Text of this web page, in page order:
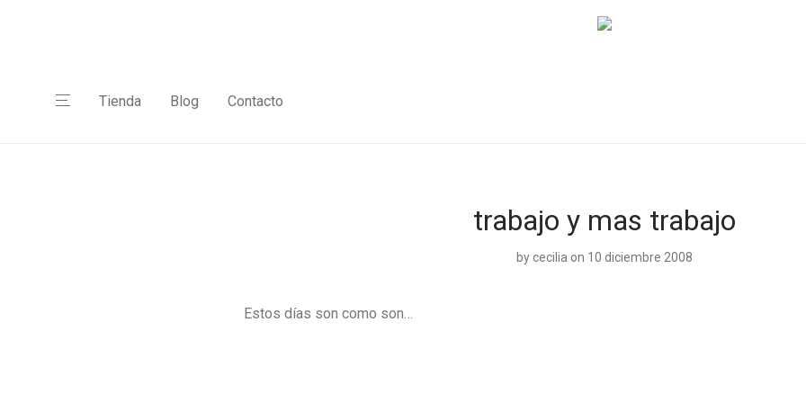
Tienda Blog Contacto
trabajo y mas trabajo
bycecilia on 10 diciembre 2008
Estos días son como son…